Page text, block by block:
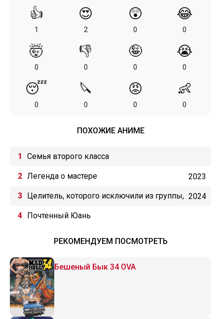
👍
1
😍
2
😲
0
😂
0
🤯
0
👎
0
🤪
0
😭
0
😴
0
🔪
0
😡
0
👶
0
ПОХОЖИЕ АНИМЕ
Семья второго класса
Легенда о мастере 2023
Целитель, которого исключили из группы,
оказался сильнейшим!
2024
Почтенный Юань
РЕКОМЕНДУЕМ ПОСМОТРЕТЬ
Бешеный Бык 34 OVA